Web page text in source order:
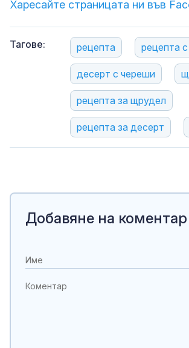
Харесайте страницата ни във
Тагове: рецепта рецепта
десерт с череши
рецепта за щрудел
рецепта за десерт
Добавяне на коментар